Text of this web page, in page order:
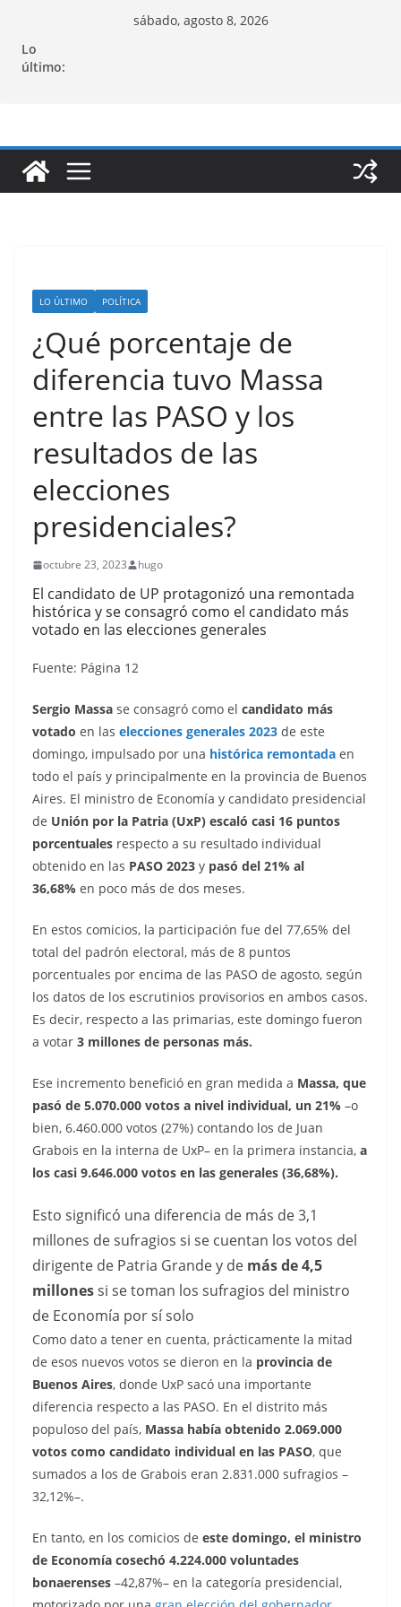
contenido
sábado, agosto 8, 2026
Lo
último:
LO ÚLTIMO POLÍTICA
¿Qué porcentaje de
diferencia tuvo Massa
entre las PASO y los
resultados de las
elecciones
presidenciales?
octubre 23, 2023 hugo
El candidato de UP protagonizó una remontada
histórica y se consagró como el candidato más
votado en las elecciones generales
Fuente: Página 12
Sergio Massa se consagró como el candidato más
votado en las elecciones generales 2023 de este
domingo, impulsado por una histórica remontada en
todo el país y principalmente en la provincia de Buenos
Aires. El ministro de Economía y candidato presidencial
de Unión por la Patria (UxP) escaló casi 16 puntos
porcentuales respecto a su resultado individual
obtenido en las PASO 2023 y pasó del 21% al
36,68% en poco más de dos meses.
En estos comicios, la participación fue del 77,65% del
total del padrón electoral, más de 8 puntos
porcentuales por encima de las PASO de agosto, según
los datos de los escrutinios provisorios en ambos casos.
Es decir, respecto a las primarias, este domingo fueron
a votar 3 millones de personas más.
Ese incremento benefició en gran medida a Massa, que
pasó de 5.070.000 votos a nivel individual, un 21% –o
bien, 6.460.000 votos (27%) contando los de Juan
Grabois en la interna de UxP– en la primera instancia, a
los casi 9.646.000 votos en las generales (36,68%).
Esto significó una diferencia de más de 3,1
millones de sufragios si se cuentan los votos del
dirigente de Patria Grande y de más de 4,5
millonessi se toman los sufragios del ministro
de Economía por sí solo
Como dato a tener en cuenta, prácticamente la mitad
de esos nuevos votos se dieron en la provincia de
Buenos Aires, donde UxP sacó una importante
diferencia respecto a las PASO. En el distrito más
populoso del país, Massa había obtenido 2.069.000
votos como candidato individual en las PASO, que
sumados a los de Grabois eran 2.831.000 sufragios –
32,12%–.
En tanto, en los comicios de este domingo, el ministro
de Economía cosechó 4.224.000 voluntades
bonaerenses –42,87%– en la categoría presidencial,